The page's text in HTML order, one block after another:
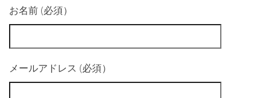
お名前 (必須）
メールアドレス (必須）